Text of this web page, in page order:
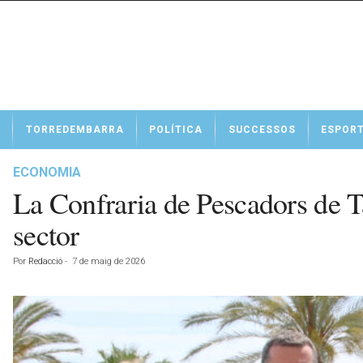
t
TORREDEMBARRA POLÍTICA SUCCESSOS
ECONOMIA
La Confraria de Pescadors de
sector
Por Redacció - 7 de maig de 2026